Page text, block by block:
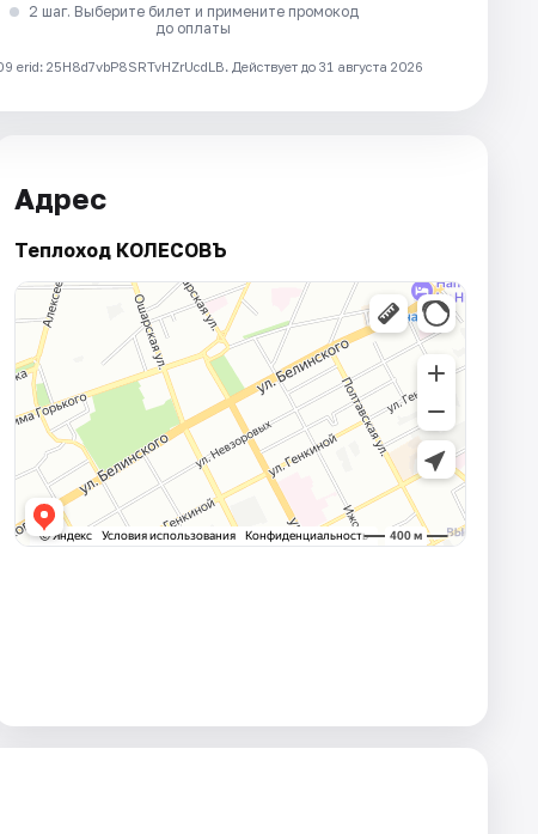
2 шаг. Выберите билет и примените промокод
до оплаты
25H8d7vbP8SRTvHZrUcdLB. Действует до 31 августа 2026
Адрес
Теплоход КОЛЕСОВЪ